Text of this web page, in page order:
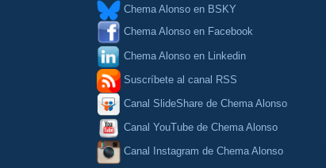
Chema Alonso en BSKY
Chema Alonso en Facebook
Chema Alonso en Linkedin
Suscríbete al canal RSS
Canal SlideShare de Chema Alonso
Canal YouTube de Chema Alonso
Canal Instagram de Chema Alonso